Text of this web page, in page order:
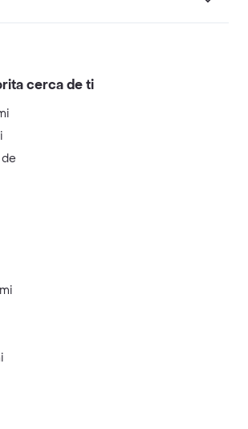
cerca de ti